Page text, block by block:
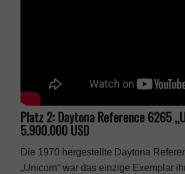
Platz 2: Daytona Reference 6265
5.900.000 USD
Die 1970 hergestellte Daytona
„Unicorn“ war das einzige Exemplar